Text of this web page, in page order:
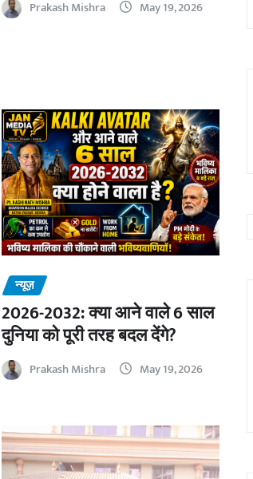
Prakash Mishra May 19, 2026
न्यूज़
2026-2032: क्या आने वाले 6 साल
दुनिया को पूरी तरह बदल देंगे?
Prakash Mishra May 19, 2026